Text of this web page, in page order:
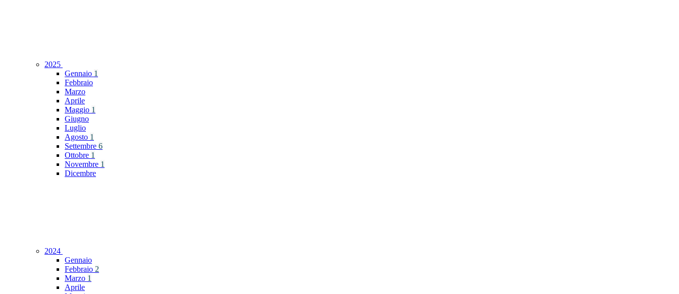
2025
Gennaio 1
Febbraio
Marzo
Aprile
Maggio 1
Giugno
Luglio
Agosto 1
Settembre 6
Ottobre 1
Novembre 1
Dicembre
2024
Gennaio
Febbraio 2
Marzo 1
Aprile